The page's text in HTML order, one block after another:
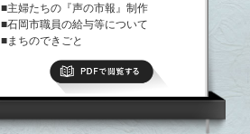
■主婦たちの『声の市報』制作
■石岡市職員の給与等について
■まちのできごと
■ふるさと散歩道